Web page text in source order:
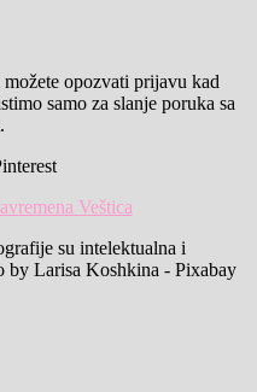
opozvati prijavu kad
samo za slanje poruka sa
Veštica
su intelektualna i
by Larisa Koshkina - Pixabay